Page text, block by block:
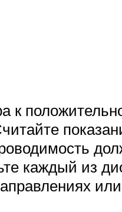
к
каждый из